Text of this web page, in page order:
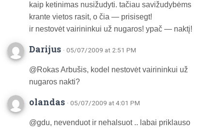
kaip ketinimas nusižudyti. tačiau savižudybėms
krante vietos rasit, o čia — prisisegt!
ir nestovėt vairininkui už nugaros! ypač — naktį!
Darijus · 05/07/2009 at 2:51 PM
@Rokas Arbušis, kodel nestovėt vairininkui už
nugaros nakti?
olandas · 05/07/2009 at 4:01 PM
@gdu, nevenduot ir nehalsuot .. labai priklauso